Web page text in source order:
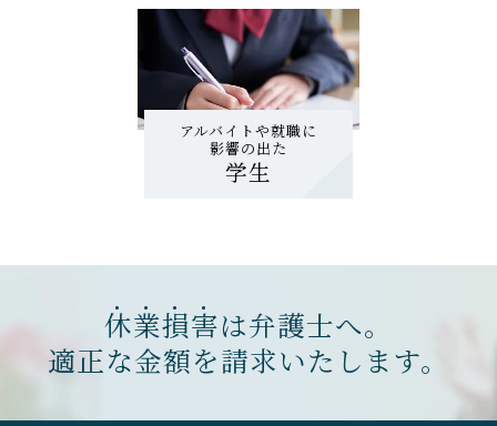
アルバイトや就職に
影響の出た
学生
休業損害は弁護士へ。
適正な金額を請求いたします。